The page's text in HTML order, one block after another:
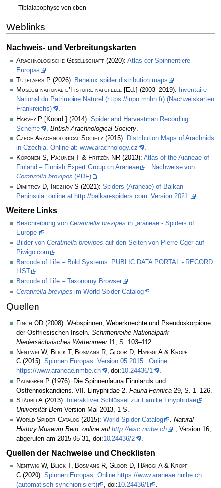
Tibialapophyse von oben
Weblinks
Nachweis- und Verbreitungskarten
Arachnologische Gesellschaft (2020): Atlas der Spinnentiere
Europas
.
Tutelaers P (2026): Benelux spider distribution maps
.
Muséum national d’Histoire naturelle [Ed.] (2003–2019):
Inventaire
National du Patrimoine Naturel (https://inpn.mnhn.fr) (Nachweiskarten
Frankreichs)
.
Harvey P [Koord.] (2014): Spider and Harvestman Recording
Scheme
British Arachnological Society
Czech Arachnological Society (2015): Distribution Maps of Arachnids
in Czechia. Online at: www.arachnology.cz
.
Koponen S, Pajunen T & Fritzén NR (2013): Atlas of the Araneae of
Finland – Finnish Expert Group on Araneae
.: Nachweise von
Ceratinella brevipes (PDF)
Dimitrov D, Indzhov S (2021): Spiders (Araneae) of Balkan
Peninsula. online at http://balkan-spiders.com. Version 2021.
Weitere Links
Beschreibung von Ceratinella brevipes in „araneae - Spiders of
Europe”
Bilder von Ceratinella brevipes auf den Seiten von Pierre Oger auf
Piwigo.com
Barcode of Life – Bold Systems: PUBLIC DATA PORTAL - RECORD
LIST
Barcode of Life – Taxonomy Browser
Ceratinella brevipes im World Spider Catalog
Quellen
Finch OD (2008): Webspinnen, Weberknechte und Pseudoskorpione
der Ostfriesischen Inseln. Schriftenreihe Nationalpark
Niedersächsisches Wattenmeer11, S. 103–112.
Nentwig W, Blick T, Bosmans R, Gloor D, Hänggi A & Kropf
C (2015): Spinnen Europas. Version 05.2015 . Online
https://www.araneae.nmbe.ch
, doi:10.24436/1
.
Palmgren P (1976): Die Spinnenfauna Finnlands und
Ostfennoskandiens. VII. Linyphiidae 2. Fauna Fennica 29, S. 1–126.
Stäubli A (2013): Interaktiver Schlüssel zur Familie Linyphiidae
.
Universität Bern Version Mai 2013, 1 S.
World Spider Catalog (2015): World Spider Catalog . Natural
History Museum Bern, online auf http://wsc.nmbe.ch
, Version 16,
abgerufen am 2015-05-31, doi:10.24436/2 .
Quellen der Nachweise und Checklisten
Nentwig W, Blick T, Bosmans R, Gloor D, Hänggi A & Kropf
C (2020): Spinnen Europas. Online https://www.araneae.nmbe.ch
(automatisch synchronisiert)
, doi:10.24436/1 .